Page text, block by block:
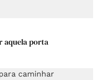
aquela porta